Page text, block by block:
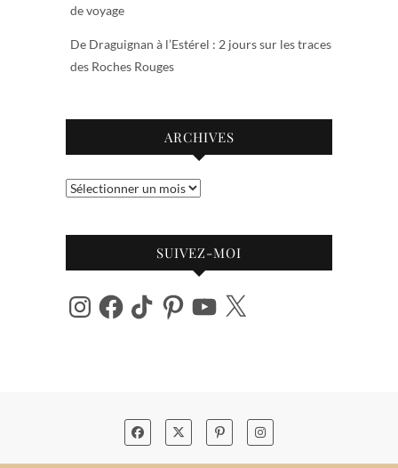
de voyage
De Draguignan à l’Estérel : 2 jours sur les traces
des Roches Rouges
ARCHIVES
Archives
SUIVEZ-MOI
InstagramFacebook
TikTok PinterestYouTube
X